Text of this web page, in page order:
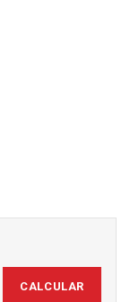
CALCULAR